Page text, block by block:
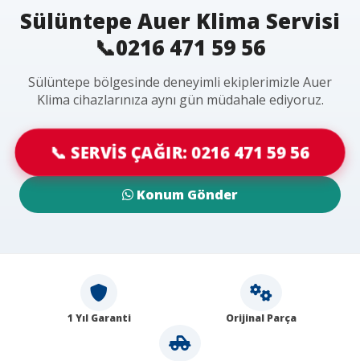
Sülüntepe Auer Klima Servisi
📞0216 471 59 56
Sülüntepe bölgesinde deneyimli ekiplerimizle Auer
Klima cihazlarınıza aynı gün müdahale ediyoruz.
📞 SERVİS ÇAĞIR: 0216 471 59 56
Konum Gönder
1 Yıl Garanti Orijinal Parça